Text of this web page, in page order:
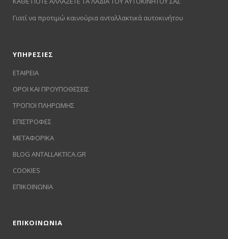
Γιατί να προτιμώ καινούρια ανταλλακτικά αυτοκινήτου
ΥΠΗΡΕΣΙΕΣ
ΕΤΑΙΡΕΙΑ
ΟΡΟΙ ΚΑΙ ΠΡΟΥΠΟΘΕΣΕΙΣ
ΤΡΟΠΟΙ ΠΛΗΡΩΜΗΣ
ΕΠΙΣΤΡΟΦΕΣ
ΜΕΤΑΦΟΡΙΚΑ
BLOG ANTALLAKTICA.GR
COOKIES
ΕΠΙΚΟΙΝΩΝΙΑ
ΕΠΙΚΟΙΝΩΝΙΑ